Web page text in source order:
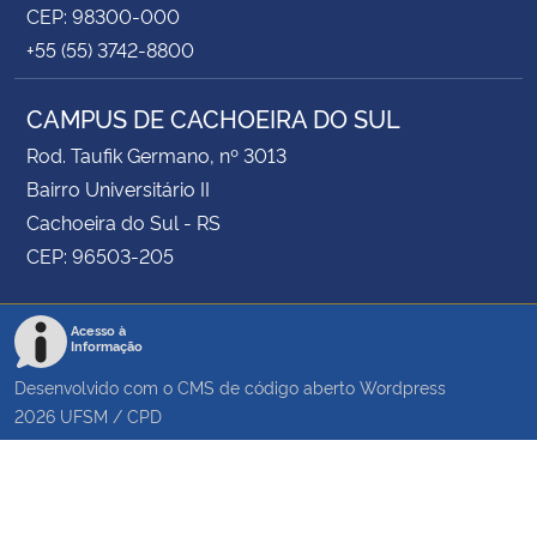
CEP: 98300-000
+55 (55) 3742-8800
CAMPUS DE CACHOEIRA DO SUL
Rod. Taufik Germano, nº 3013
Bairro Universitário II
Cachoeira do Sul - RS
CEP: 96503-205
Acesso à
Informação
Desenvolvido com o CMS de código aberto Wordpress
2026 UFSM / CPD